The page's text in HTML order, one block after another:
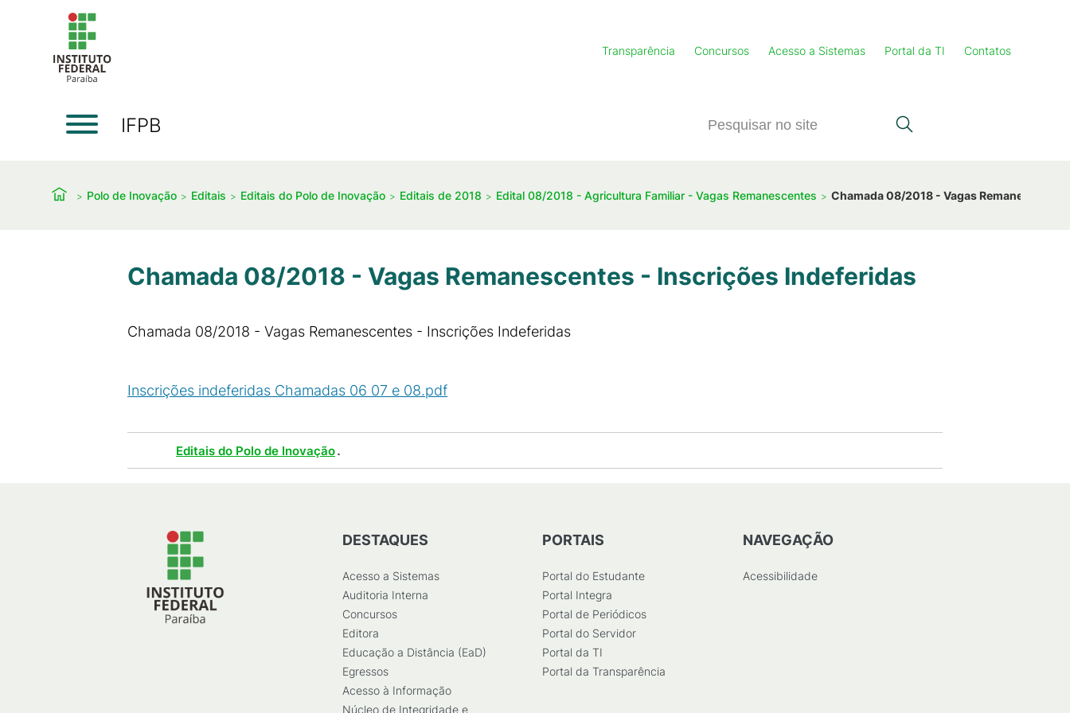
Transparência Concursos Acesso a Sistemas Portal da TI Contatos
IFPB
Polo de Inovação Editais Editais do Polo de Inovação Editais de 2018 Edital 08/2018 - Agricultura Familiar - Vagas Remanescentes Chamada 08/2018 - Vagas
Chamada 08/2018 - Vagas Remanescentes - Inscrições Indeferidas
Chamada 08/2018 - Vagas Remanescentes - Inscrições Indeferidas
Inscrições indeferidas Chamadas 06 07 e 08.pdf
Editais do Polo de Inovação.
DESTAQUES
Acesso a Sistemas
Auditoria Interna
Concursos
Editora
Educação a Distância (EaD)
Egressos
Acesso à Informação
Núcleo de Integridade e
PORTAIS
Portal do Estudante
Portal Integra
Portal de Periódicos
Portal do Servidor
Portal da TI
Portal da Transparência
NAVEGAÇÃO
Acessibilidade